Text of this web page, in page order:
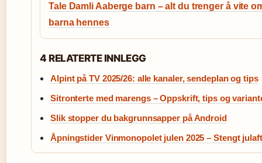
Tale Damli Aaberge barn – alt du trenger å vite
barna hennes
4 RELATERTE INNLEGG
Alpint på TV 2025/26: alle kanaler, sendeplan og tips
Sitronterte med marengs – Oppskrift, tips og
Slik stopper du bakgrunnsapper på Android
Åpningstider Vinmonopolet julen 2025 – Stengt